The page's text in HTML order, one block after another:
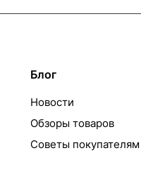
Блог
Новости
Обзоры товаров
Советы покупателям